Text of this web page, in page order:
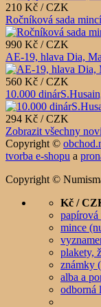
210 Kč / CZK
Ročníková sada
990 Kč / CZK
AE-19, hlava Dia,
560 Kč / CZK
10.000
294 Kč / CZK
Zobrazit všechny
Copyright ©
tvorba e-shopu a
Copyright ©
Kč /
mince
plakety,
známky
alba a
odborná